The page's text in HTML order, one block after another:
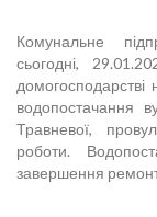
Комунальне
сьогодні,
домогосподарстві
водопостачання
Травневої,
роботи.
завершення